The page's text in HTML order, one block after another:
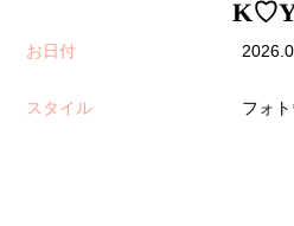
お日付
スタイル フォ